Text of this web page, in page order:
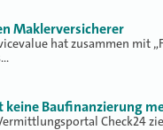
Maklerversicherer
hat zusammen mit
keine Baufinanzierung
Check24